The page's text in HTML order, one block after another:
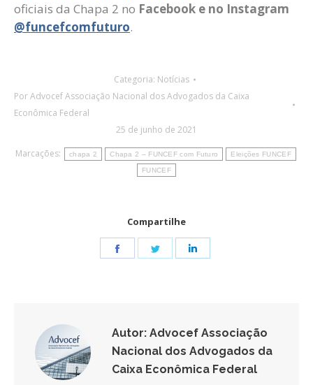
oficiais da Chapa 2 no Facebook e no Instagram
@funcefcomfuturo.
Categoria: Notícias
PorAdvocef Associação Nacional dos Advogados da Caixa
Econômica Federal
25 de junho de 2021
Marcações:
chapa 2 Chapa 2 – FUNCEF com Futuro Eleições FUNCEF
FUNCEF
Compartilhe
Share
Share
Autor: Advocef Associação
Nacional dos Advogados da
Caixa Econômica Federal